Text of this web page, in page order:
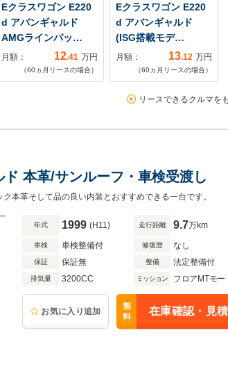
Eクラスワゴン E220
d アバンギャルド
AMGラインパッ…
月額： 12.41 万円
（60ヵ月リースの場合）
Eクラスワゴン E220
d アバンギャルド
(ISG搭載モデ…
月額： 13.12 万円
（60ヵ月リースの場合）
リースできるクルマを
本革/サンルーフ・車検受渡し
本革そして品の良い内装とおすすめできる一台です。
年式 1999 (H11) 走行距離 9.7万km
車検 車検整備付 修復歴 なし
保証 保証無 整備 法定整備付
排気量 3200CC ミッション フロアMTモー
お気に入り追加
無
料
在庫確認・見